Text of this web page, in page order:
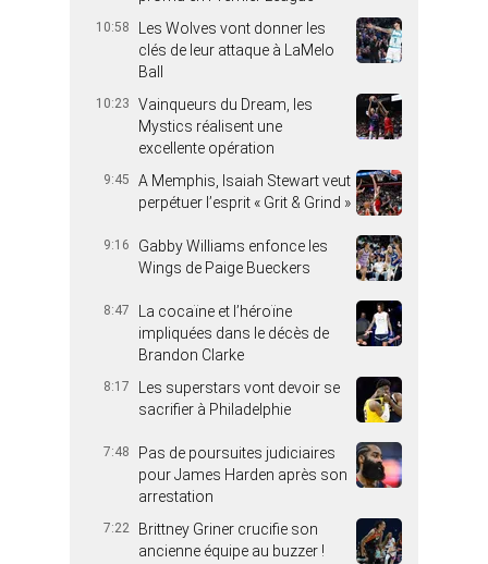
10:58
Les Wolves vont donner les
clés de leur attaque à LaMelo
Ball
10:23
Vainqueurs du Dream, les
Mystics réalisent une
excellente opération
9:45
A Memphis, Isaiah Stewart veut
perpétuer l’esprit « Grit & Grind »
9:16
Gabby Williams enfonce les
Wings de Paige Bueckers
8:47
La cocaïne et l’héroïne
impliquées dans le décès de
Brandon Clarke
8:17
Les superstars vont devoir se
sacrifier à Philadelphie
7:48
Pas de poursuites judiciaires
pour James Harden après son
arrestation
7:22
Brittney Griner crucifie son
ancienne équipe au buzzer !